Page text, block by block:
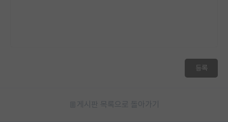
등록
게시판 목록으로 돌아가기